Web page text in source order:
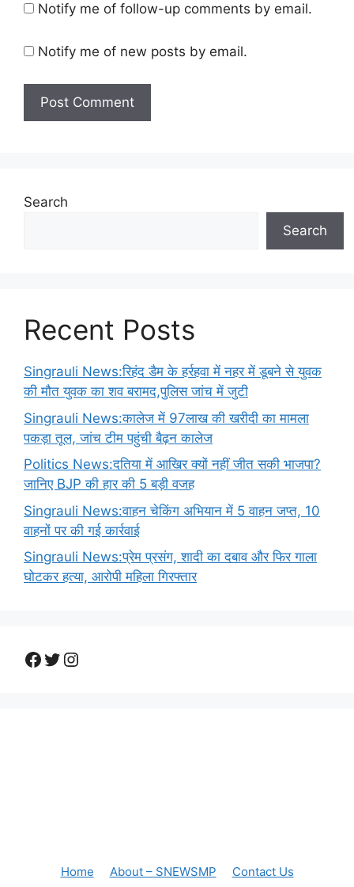
Notify me of follow-up comments by email.
Notify me of new posts by email.
Search
Search
Recent Posts
Singrauli News:रिहंद डैम के हर्रहवा में नहर में डूबने से युवक
की मौत युवक का शव बरामद,पुलिस जांच में जुटी
Singrauli News:कालेज में 97लाख की खरीदी का मामला
पकड़ा तूल, जांच टीम पहुंची बैढ़न कालेज
Politics News:दतिया में आखिर क्यों नहीं जीत सकी भाजपा?
जानिए BJP की हार की 5 बड़ी वजह
Singrauli News:वाहन चेकिंग अभियान में 5 वाहन जप्त, 10
वाहनों पर की गई कार्रवाई
Singrauli News:प्रेम प्रसंग, शादी का दबाव और फिर गाला
घोटकर हत्या, आरोपी महिला गिरफ्तार
Facebook
Twitter
Instagram
Home About – SNEWSMP Contact Us